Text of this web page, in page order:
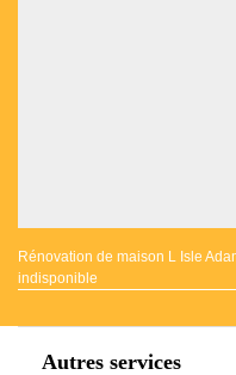
Rénovation de maison L Isle
indisponible
Autres services